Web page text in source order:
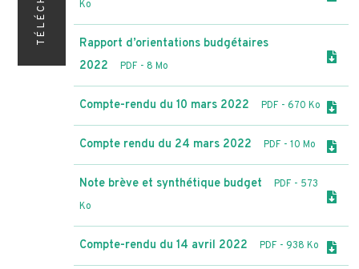
Ko
Rapport d’orientations budgétaires
2022
PDF - 8 Mo
Compte-rendu du 10 mars 2022 PDF - 670 Ko
Compte rendu du 24 mars 2022 PDF - 10 Mo
Note brève et synthétique budget PDF - 573
Ko
Compte-rendu du 14 avril 2022 PDF - 938 Ko